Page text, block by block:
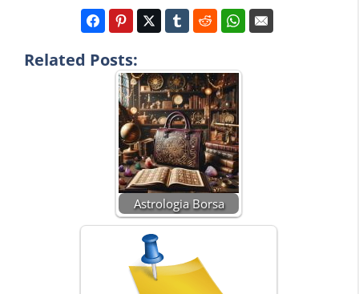
Related Posts:
Astrologia Borsa